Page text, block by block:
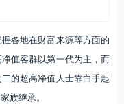
各地在财富来源等方面的
值客群以第一代为主，而
的超高净值人士靠白手起
族继承。